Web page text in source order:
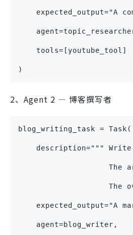
expected_output="A
    tools=[youtube_tool]
)
2、Agent 2 — 博客撰写者
blog_writing_task = Task(
description="""
The
The
expected_output="A
    agent=blog_writer,